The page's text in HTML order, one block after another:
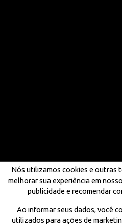
Nós utilizamos cookies e outras
melhorar sua experiência em
publicidade e recomendar
Ao informar seus dados, você
utilizados para ações de